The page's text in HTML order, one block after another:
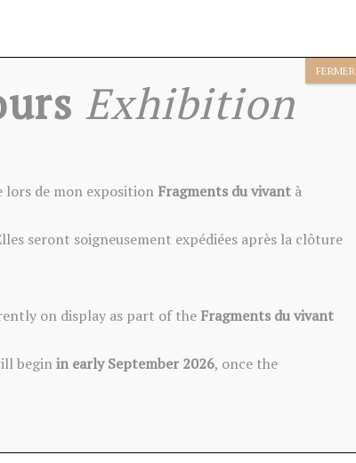
finition vernis mat.
au dos.
à vos intérieurs.
dans une housse.
Exhibition
lors de mon exposition Fragments du vivantà
seront soigneusement expédiées après la clôture
on display as part of the Fragments du vivant
beginin early September 2026, once the
FERMER